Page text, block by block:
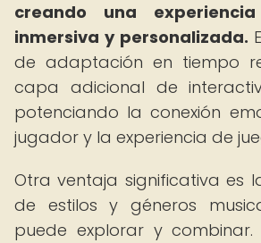
creando una
inmersiva y personalizada.
de adaptación en tiempo
capa adicional de
potenciando la conexión
jugador y la experiencia de
Otra ventaja significativa es
de estilos y géneros
puede explorar y combinar.